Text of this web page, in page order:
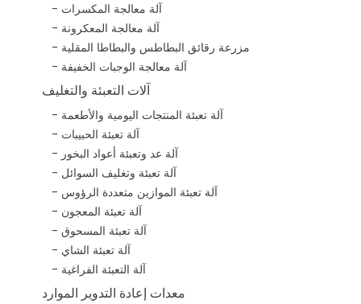
آلة معالجة المكسرات
آلة معالجة المعكرونة
مزرعة رقائق البطاطس والبطاطا المقلية
آلة معالجة الوجبات الخفيفة
آلات التعبئة والتغليف
آلة تعبئة المنتجات اليومية والأطعمة
آلة تعبئة الحبيبات
آلة عد وتعبئة أعواد البخور
آلة تعبئة وتغليف السوائل
آلة تعبئة الموازين متعددة الرؤوس
آلة تعبئة المعجون
آلة تعبئة المسحوق
آلة تعبئة الشاي
آلة التعبئة الفراغية
معدات إعادة التدوير الموارد